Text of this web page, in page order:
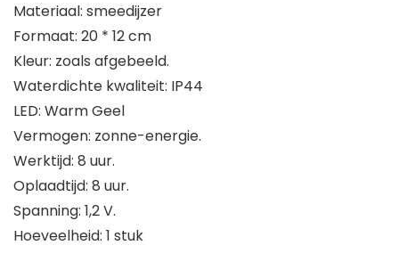
Materiaal: smeedijzer
Formaat: 20 * 12 cm
Kleur: zoals afgebeeld.
Waterdichte kwaliteit: IP44
LED: Warm Geel
Vermogen: zonne-energie.
Werktijd: 8 uur.
Oplaadtijd: 8 uur.
Spanning: 1,2 V.
Hoeveelheid: 1 stuk